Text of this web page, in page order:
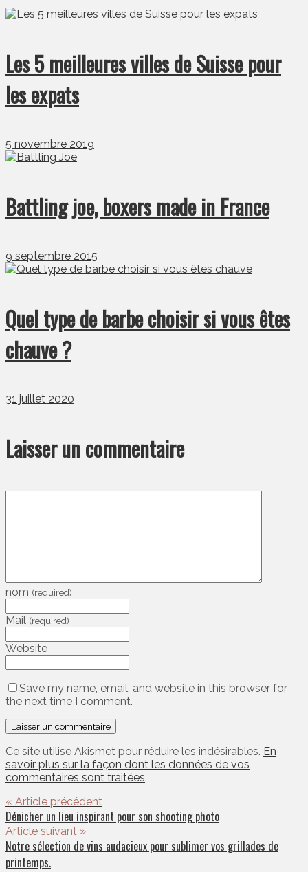
Les 5 meilleures villes de Suisse pour
les expats
5 novembre 2019
Battling joe, boxers made in France
9 septembre 2015
Quel type de barbe choisir si vous êtes
chauve ?
31 juillet 2020
Laisser un commentaire
nom (required)
Mail (required)
Website
Save my name, email, and website in this browser for
the next time I comment.
Ce site utilise Akismet pour réduire les indésirables. En
savoir plus sur la façon dont les données de vos
commentaires sont traitées.
« Article précédent
Dénicher un lieu inspirant pour son shooting photo
Article suivant »
Notre sélection de vins audacieux pour sublimer vos grillades de
printemps.